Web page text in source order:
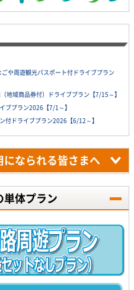
や周遊観光パスポート付ドライブプラン
地域商品券付）ドライブプラン【7/15～】
ブプラン2026【7/1～】
付ドライブプラン2026【6/12～】
になられる皆さまへ
体プラン